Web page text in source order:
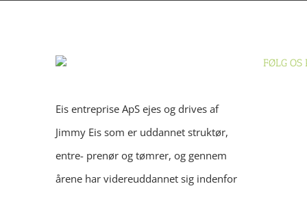
Eis entreprise ApS ejes og drives af
Jimmy Eis som er uddannet struktør,
entre- prenør og tømrer, og gennem
årene har videreuddannet sig indenfor
FØLG OS